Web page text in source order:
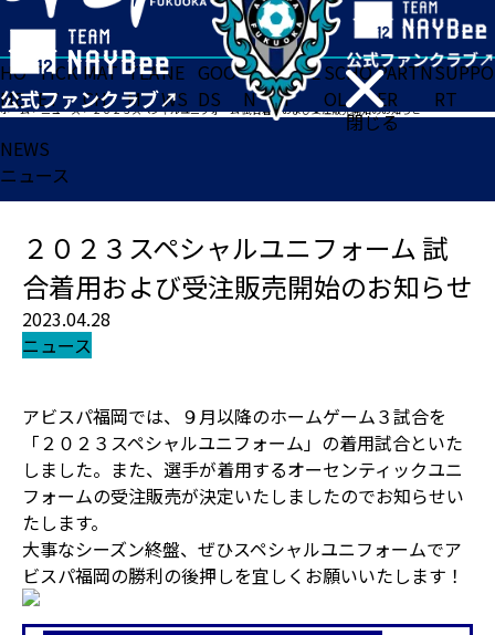
閉じる
HO
ME
TICK
ET
MAT
CH
TEA
M
NE
WS
GOO
DS
FA
N
ACADE
MY
SCHO
OL
PARTN
ER
SUPPO
RT
ホーム>ニュース>２０２３スペシャルユニフォーム 試合着用および受注販売開始のお知らせ
NEWS
ニュース
２０２３スペシャルユニフォーム 試
合着用および受注販売開始のお知らせ
2023.04.28
ニュース
アビスパ福岡では、９月以降のホームゲーム３試合を
「２０２３スペシャルユニフォーム」の着用試合といた
しました。また、選手が着用するオーセンティックユニ
フォームの受注販売が決定いたしましたのでお知らせい
たします。
大事なシーズン終盤、ぜひスペシャルユニフォームでア
ビスパ福岡の勝利の後押しを宜しくお願いいたします！